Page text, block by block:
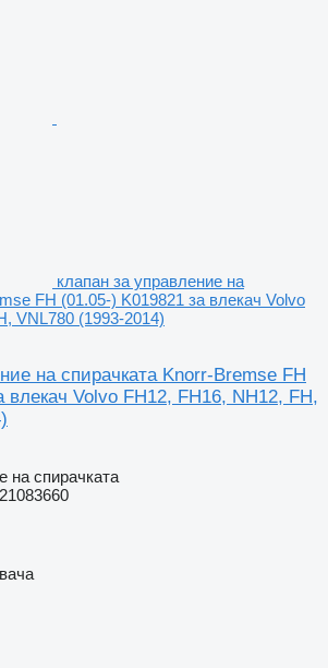
клапан за управление на
FH (01.05-) K019821 за влекач Volvo
VNL780 (1993-2014)
на спирачката Knorr-Bremse FH
влекач Volvo FH12, FH16, NH12, FH,
на спирачката